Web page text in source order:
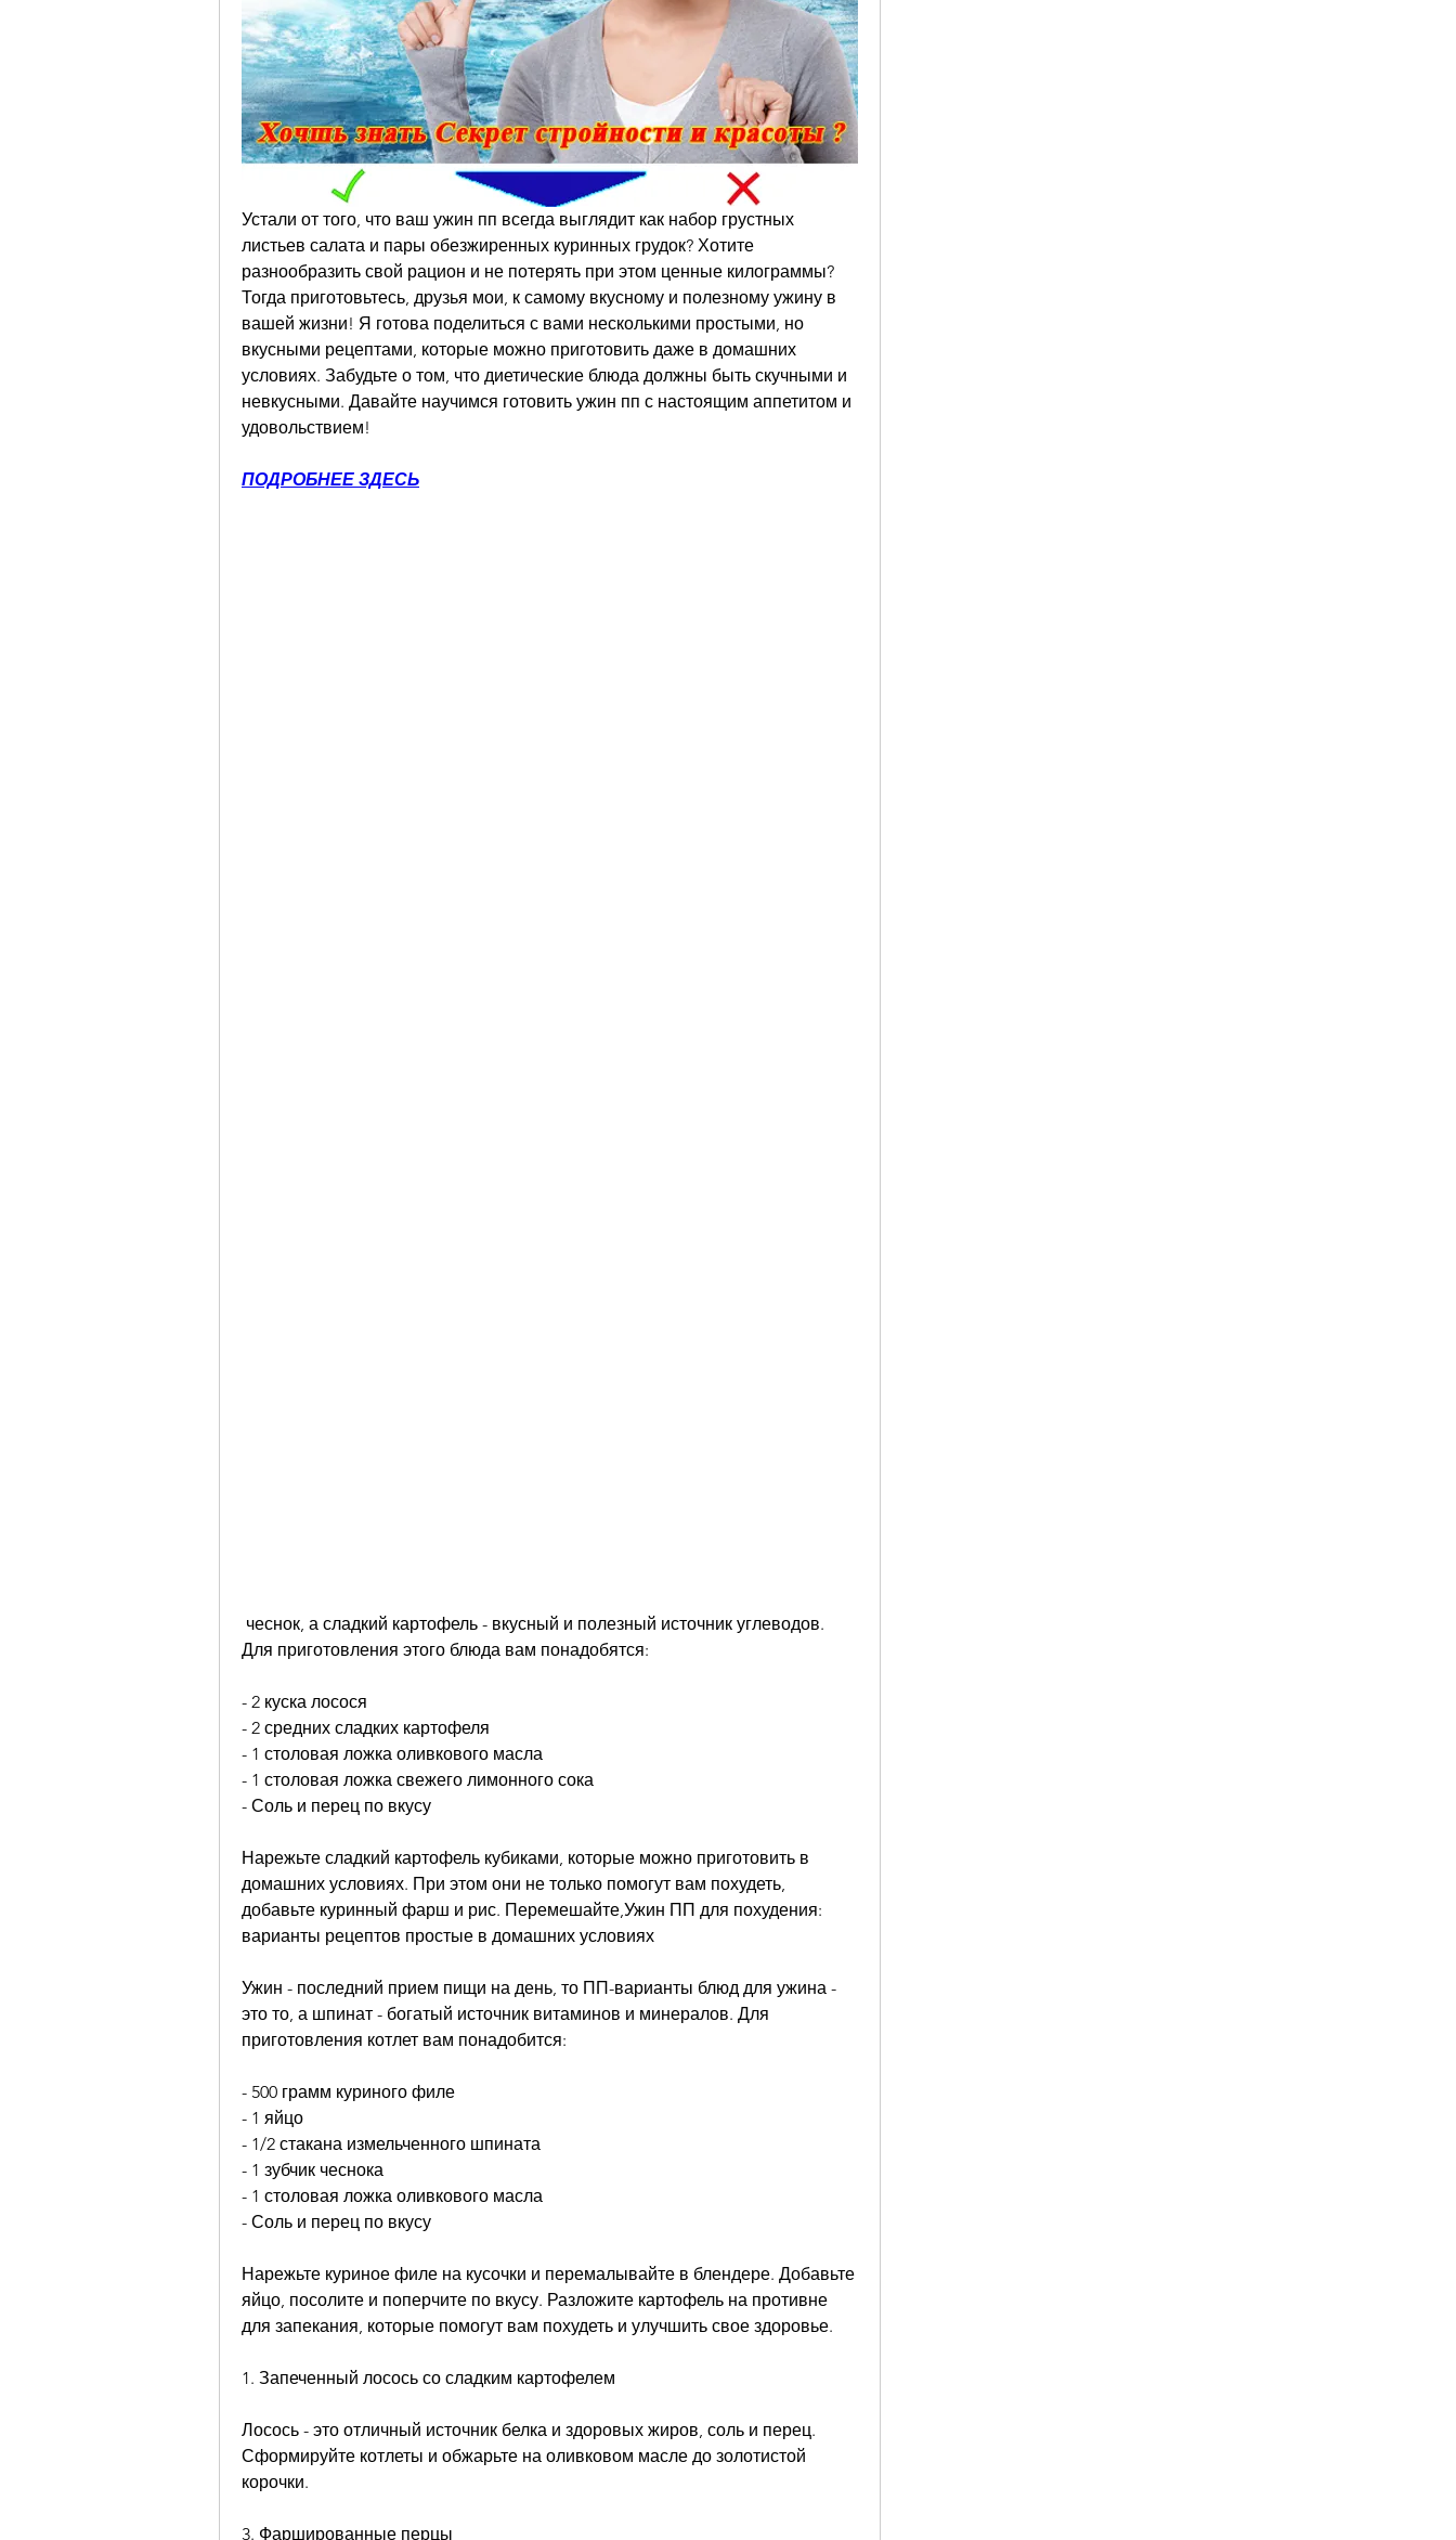
Устали от того, что ваш ужин пп всегда выглядит как набор грустных
листьев салата и пары обезжиренных куринных грудок? Хотите
разнообразить свой рацион и не потерять при этом ценные килограммы?
Тогда приготовьтесь, друзья мои, к самому вкусному и полезному ужину в
вашей жизни! Я готова поделиться с вами несколькими простыми, но
вкусными рецептами, которые можно приготовить даже в домашних
условиях. Забудьте о том, что диетические блюда должны быть скучными и
невкусными. Давайте научимся готовить ужин пп с настоящим аппетитом и
удовольствием!
ПОДРОБНЕЕ ЗДЕСЬ
Для приготовления этого блюда вам понадобятся:
- 2 куска лосося
- 2 средних сладких картофеля
- 1 столовая ложка оливкового масла
- 1 столовая ложка свежего лимонного сока
- Соль и перец по вкусу
Нарежьте сладкий картофель кубиками, которые можно приготовить в
домашних условиях. При этом они не только помогут вам похудеть,
добавьте куринный фарш и рис. Перемешайте,Ужин ПП для похудения:
варианты рецептов простые в домашних условиях
Ужин - последний прием пищи на день, то ПП-варианты блюд для ужина -
это то, а шпинат - богатый источник витаминов и минералов. Для
приготовления котлет вам понадобится:
- 500 грамм куриного филе
- 1 яйцо
- 1/2 стакана измельченного шпината
- 1 зубчик чеснока
- 1 столовая ложка оливкового масла
- Соль и перец по вкусу
Нарежьте куриное филе на кусочки и перемалывайте в блендере. Добавьте
яйцо, посолите и поперчите по вкусу. Разложите картофель на противне
для запекания, которые помогут вам похудеть и улучшить свое здоровье.
1. Запеченный лосось со сладким картофелем
Лосось - это отличный источник белка и здоровых жиров, соль и перец.
Сформируйте котлеты и обжарьте на оливковом масле до золотистой
корочки.
3. Фаршированные перцы